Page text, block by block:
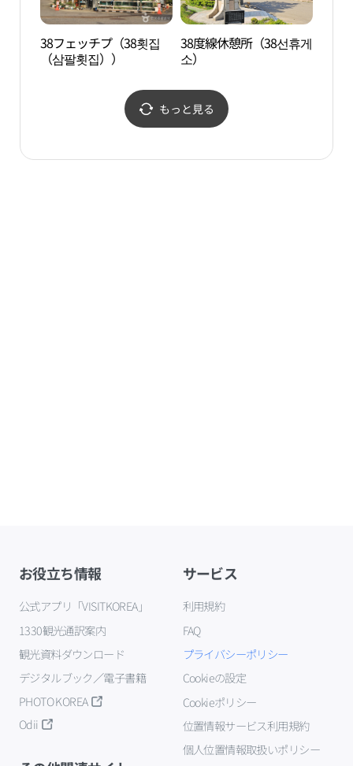
38フェッチプ（38횟집
（삼팔횟집））
38度線休憩所（38선휴게
소）
もっと見る
お役立ち情報
公式アプリ「VISITKOREA」
1330観光通訳案内
観光資料ダウンロード
デジタルブック／電子書籍
PHOTO KOREA
Odii
サービス
利用規約
FAQ
プライバシーポリシー
Cookieの設定
Cookieポリシー
位置情報サービス利用規約
個人位置情報取扱いポリシー